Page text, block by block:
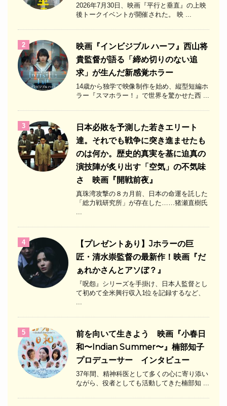
2026年7月30日、映画『平行と垂直』の上映
後トークイベントが開催された。 映 ...
2
映画『インビジブル ハーフ』西山将
貴監督が語る「締め切りのない追
求」が生んだ新感覚ホラー
14歳から独学で映像制作を始め、縦型短編ホ
ラー『スマホラー！』で世界を驚かせた西 ...
3
日本必敗を予測した若きエリート
達。それでも戦争に突き進ませたも
のは何か。歴史的真実を基に迫真の
演技陣が炙り出す「空気」の不気味
さ 映画『開戦前夜』
真珠湾攻撃の８カ月前、日本の命運を託した
「総力戦研究所」が存在した……猪瀬直樹氏
4
【プレゼントあり】Jホラーの巨
匠・清水崇監督の最新作！映画『だ
ぁれかさんとアソぼ？』
『呪怨』シリーズを手掛け、日本人監督とし
て初めて全米興行収入1位を記録するなど、
5
前を向いて生きよう 映画『小春日
和〜Indian Summer〜』楠部知子
プロデューサー インタビュー
37年間、精神科医として多くの心に寄り添い
ながら、役者としても活動してきた楠部知 ...